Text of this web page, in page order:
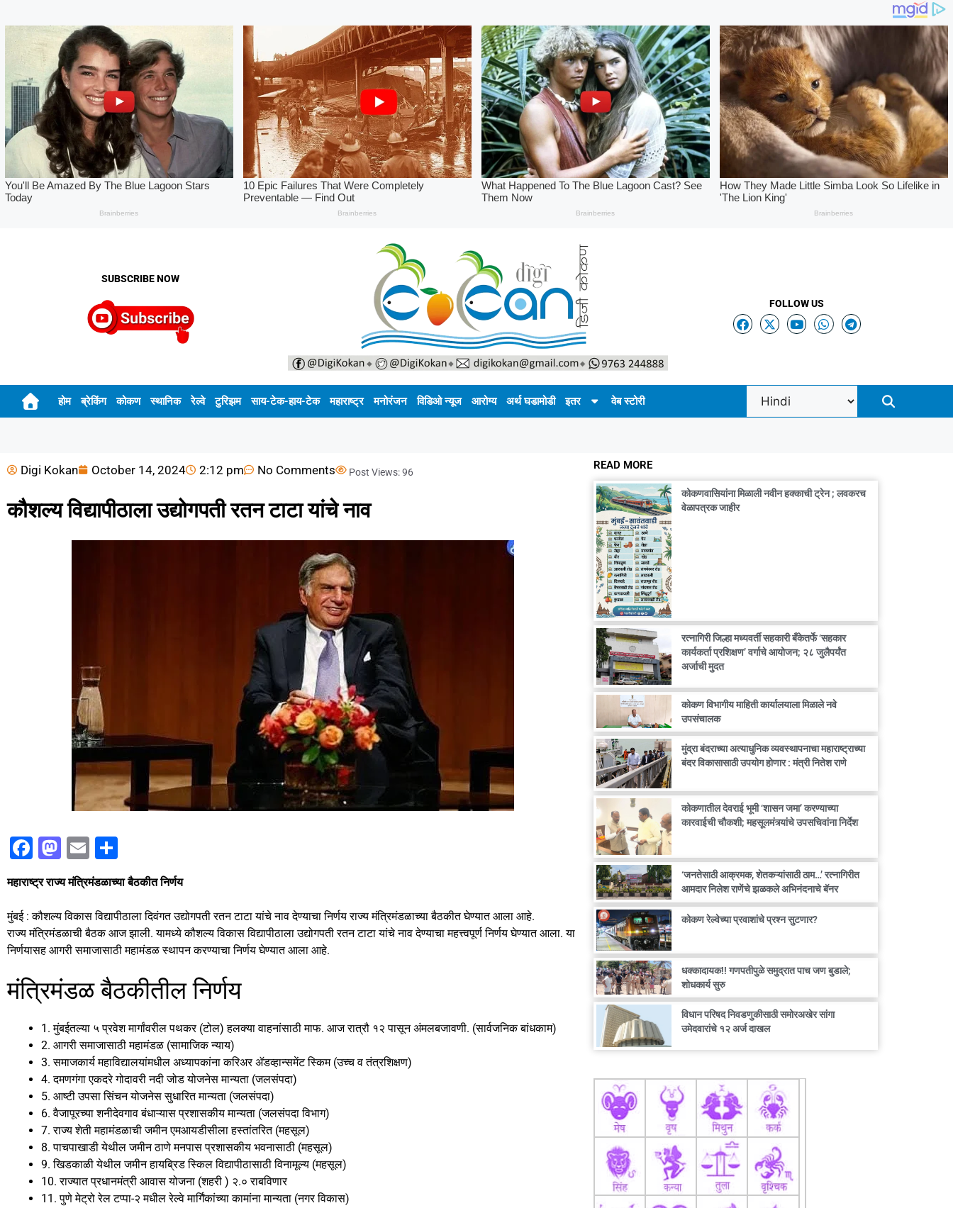
SUBSCRIBE NOW
FOLLOW US
होम ब्रेकिंग कोकण स्थानिक रेल्वे टुरिझम साय-टेक-हाय-टेक महाराष्ट्र मनोरंजन विडिओ न्यूज आरोग्य अर्थ घडामोडी इतर वेब स्टोरी
Digi Kokan October 14, 2024 2:12 pm No Comments Post Views:96
कौशल्य विद्यापीठाला उद्योगपती रतन टाटा यांचे नाव
F
c
e
b
o
o
k
M
a
st
o
d
o
n
E
m
ai
l
h
ar
e
महाराष्ट्र राज्य मंत्रिमंडळाच्या बैठकीत निर्णय
मुंबई : कौशल्य विकास विद्यापीठाला दिवंगत उद्योगपती रतन टाटा यांचे नाव देण्याचा निर्णय राज्य मंत्रिमंडळाच्या बैठकीत घेण्यात आला आहे.
राज्य मंत्रिमंडळाची बैठक आज झाली. यामध्ये कौशल्य विकास विद्यापीठाला उद्योगपती रतन टाटा यांचे नाव देण्याचा महत्त्वपूर्ण निर्णय घेण्यात आला. या
निर्णयासह आगरी समाजासाठी महामंडळ स्थापन करण्याचा निर्णय घेण्यात आला आहे.
मंत्रिमंडळ बैठकीतील निर्णय
1. मुंबईतल्या ५ प्रवेश मार्गांवरील पथकर (टोल) हलक्या वाहनांसाठी माफ. आज रात्रौ १२ पासून अंमलबजावणी. (सार्वजनिक बांधकाम)
2. आगरी समाजासाठी महामंडळ (सामाजिक न्याय)
3. समाजकार्य महाविद्यालयांमधील अध्यापकांना करिअर ॲडव्हान्समेंट स्किम (उच्च व तंत्रशिक्षण)
4. दमणगंगा एकदरे गोदावरी नदी जोड योजनेस मान्यता (जलसंपदा)
5. आष्टी उपसा सिंचन योजनेस सुधारित मान्यता (जलसंपदा)
6. वैजापूरच्या शनीदेवगाव बंधाऱ्यास प्रशासकीय मान्यता (जलसंपदा विभाग)
7. राज्य शेती महामंडळाची जमीन एमआयडीसीला हस्तांतरित (महसूल)
8. पाचपाखाडी येथील जमीन ठाणे मनपास प्रशासकीय भवनासाठी (महसूल)
9. खिडकाळी येथील जमीन हायब्रिड स्किल विद्यापीठासाठी विनामूल्य (महसूल)
10. राज्यात प्रधानमंत्री आवास योजना (शहरी ) २.० राबविणार
11. पुणे मेट्रो रेल टप्पा-२ मधील रेल्वे मार्गिंकांच्या कामांना मान्यता (नगर विकास)
READ MORE
कोकणवासियांना मिळाली नवीन हक्काची ट्रेन ; लवकरच
वेळापत्रक जाहीर
रत्नागिरी जिल्हा मध्यवर्ती सहकारी बँकेतर्फे ‘सहकार
कार्यकर्ता प्रशिक्षण’ वर्गाचे आयोजन; २८ जुलैपर्यंत
अर्जाची मुदत
कोकण विभागीय माहिती कार्यालयाला मिळाले नवे
उपसंचालक
मुंद्रा बंदराच्या अत्याधुनिक व्यवस्थापनाचा महाराष्ट्राच्या
बंदर विकासासाठी उपयोग होणार : मंत्री नितेश राणे
कोकणातील देवराई भूमी ‘शासन जमा’ करण्याच्या
कारवाईची चौकशी; महसूलमंत्र्यांचे उपसचिवांना निर्देश
‘जनतेसाठी आक्रमक, शेतकऱ्यांसाठी ठाम…’ रत्नागिरीत
आमदार निलेश राणेंचे झळकले अभिनंदनाचे बॅनर
कोकण रेल्वेच्या प्रवाशांचे प्रश्न सुटणार?
धक्कादायक!! गणपतीपुळे समुद्रात पाच जण बुडाले;
शोधकार्य सुरु
विधान परिषद निवडणुकीसाठी समोरअखेर सांगा
उमेदवारांचे १२ अर्ज दाखल